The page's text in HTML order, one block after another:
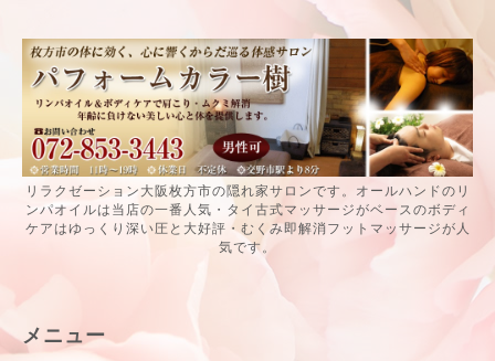
リラクゼーション大阪枚方市の隠れ家サロンです。オールハンドのリ
ンパオイルは当店の一番人気・タイ古式マッサージがベースのボディ
ケアはゆっくり深い圧と大好評・むくみ即解消フットマッサージが人
気です。
メニュー